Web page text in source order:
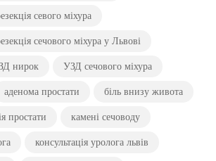
севого міхура
сечового міхура у Львові
нирок УЗД сечового міхура
аденома простати біль внизу живота
простати камені сечоводу
консультація уролога львів